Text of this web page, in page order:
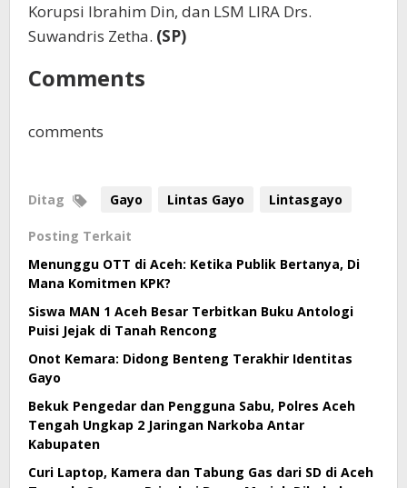
Korupsi Ibrahim Din, dan LSM LIRA Drs.
Suwandris Zetha. (SP)
Comments
comments
Ditag Gayo Lintas Gayo Lintasgayo
Posting Terkait
Menunggu OTT di Aceh: Ketika Publik Bertanya, Di
Mana Komitmen KPK?
Siswa MAN 1 Aceh Besar Terbitkan Buku Antologi
Puisi Jejak di Tanah Rencong
Onot Kemara: Didong Benteng Terakhir Identitas
Gayo
Bekuk Pengedar dan Pengguna Sabu, Polres Aceh
Tengah Ungkap 2 Jaringan Narkoba Antar
Kabupaten
Curi Laptop, Kamera dan Tabung Gas dari SD di Aceh